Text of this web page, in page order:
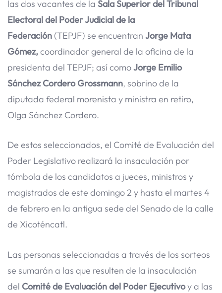
las dos vacantes de la Sala Superior del Tribunal
Electoral del Poder Judicial de la
Federación (TEPJF) se encuentran Jorge Mata
Gómez,coordinador general de la oficina de la
presidenta del TEPJF; así comoJorge Emilio
Sánchez Cordero Grossmann, sobrino de la
diputada federal morenista y ministra en retiro,
Olga Sánchez Cordero.
De estos seleccionados, el Comité de Evaluación del
Poder Legislativo realizará la insaculación por
tómbola de los candidatos a jueces, ministros y
magistrados de este domingo 2 y hasta el martes 4
de febrero en la antigua sede del Senado de la calle
de Xicoténcatl.
Las personas seleccionadas a través de los sorteos
se sumarán a las que resulten de la insaculación
del Comité de Evaluación del Poder Ejecutivoy a las